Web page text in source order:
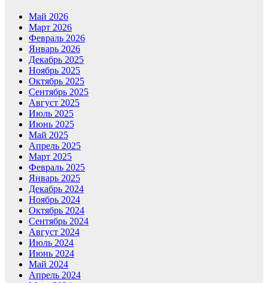
Май 2026
Март 2026
Февраль 2026
Январь 2026
Декабрь 2025
Ноябрь 2025
Октябрь 2025
Сентябрь 2025
Август 2025
Июль 2025
Июнь 2025
Май 2025
Апрель 2025
Март 2025
Февраль 2025
Январь 2025
Декабрь 2024
Ноябрь 2024
Октябрь 2024
Сентябрь 2024
Август 2024
Июль 2024
Июнь 2024
Май 2024
Апрель 2024